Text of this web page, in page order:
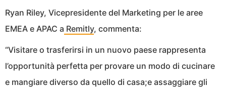
Ryan Riley, Vicepresidente del Marketing per le aree
EMEA e APAC a Remitly, commenta:
“Visitare o trasferirsi in un nuovo paese rappresenta
l’opportunità perfetta per provare un modo di cucinare
e mangiare diverso da quello di casa;e assaggiare gli